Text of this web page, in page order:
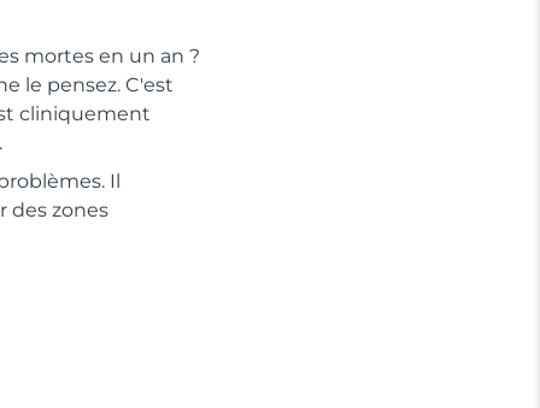
mortes en un an ?
le pensez. C'est
cliniquement
Il
des zones